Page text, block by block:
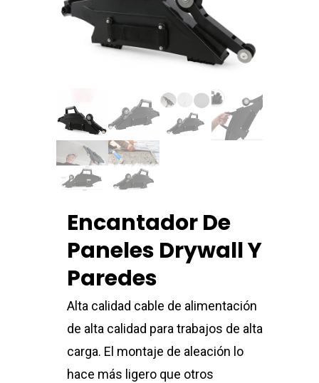
Encantador De
Paneles Drywall Y
Paredes
Alta calidad cable de alimentación
de alta calidad para trabajos de alta
carga. El montaje de aleación lo
hace más ligero que otros